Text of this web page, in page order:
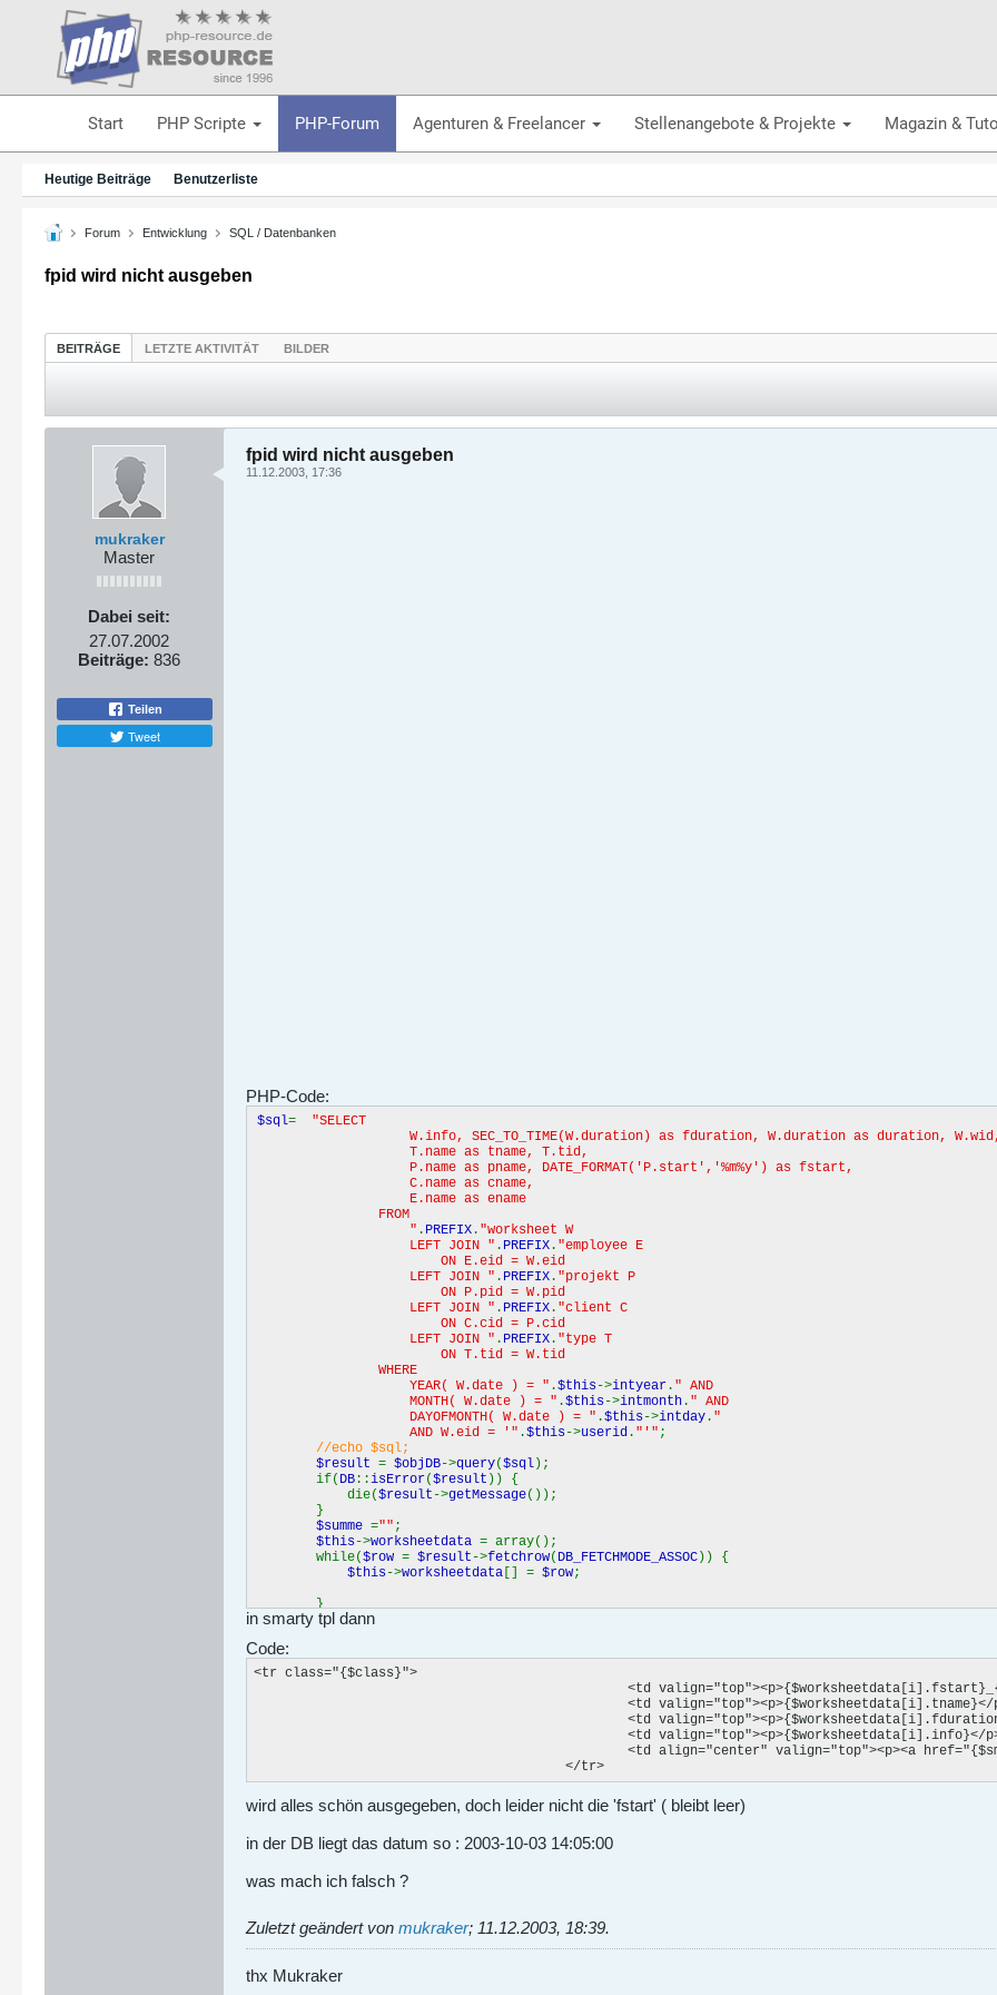
Start PHP Scripte PHP-Forum Agenturen & Freelancer Stellenangebote & Projekte Magazin &
Heutige Beiträge Benutzerliste
Forum Entwicklung SQL / Datenbanken
fpid wird nicht ausgeben
BEITRÄGE LETZTE AKTIVITÄT BILDER
mukraker
Master
Dabei seit:
27.07.2002
Beiträge: 836
Teilen
Tweet
fpid wird nicht ausgeben
11.12.2003, 17:36
PHP-Code:
$sql= "SELECT
W.info, SEC_TO_TIME(W.duration) as fduration, W.duration as duration,
T.name as tname, T.tid,
P.name as pname, DATE_FORMAT('P.start','%m%y') as fstart,
C.name as cname,
E.name as ename
FROM
" . PREFIX . "worksheet W
LEFT JOIN " . PREFIX . "employee E
ON E.eid = W.eid
LEFT JOIN " . PREFIX . "projekt P
ON P.pid = W.pid
LEFT JOIN " . PREFIX . "client C
ON C.cid = P.cid
LEFT JOIN " . PREFIX . "type T
ON T.tid = W.tid
WHERE
YEAR( W.date ) = " .$this->intyear . " AND
MONTH( W.date ) = " .$this->intmonth . " AND
DAYOFMONTH( W.date ) = " .$this->intday . "
AND W.eid = '" .$this->userid . "'" ;
//echo $sql;
$result = $objDB->query($sql );
if( DB ::isError($result )) {
die($result ->getMessage());
}
$summe ="" ;
$this->worksheetdata = array();
while($row = $result ->fetchrow( DB_FETCHMODE_ASSOC )) {
$this->worksheetdata [] = $row;
}
in smarty tpl dann
Code:
<tr class="{$class}">
					</tr>
wird alles schön ausgegeben, doch leider nicht die 'fstart' ( bleibt leer)
in der DB liegt das datum so : 2003-10-03 14:05:00
was mach ich falsch ?
Zuletzt geändert von mukraker; 11.12.2003, 18:39.
thx Mukraker